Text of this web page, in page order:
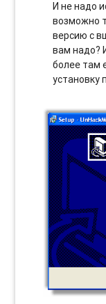
И не надо
возможно
версию с
вам надо?
более там
установку